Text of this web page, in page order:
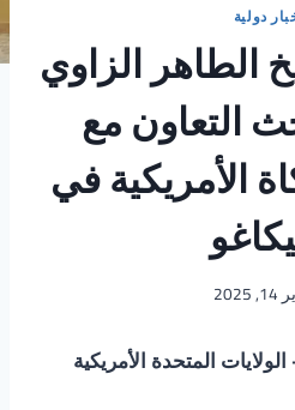
دولية
الزاوي
التعاون مع
الأمريكية في